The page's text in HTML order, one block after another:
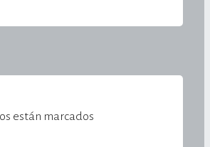
están marcados